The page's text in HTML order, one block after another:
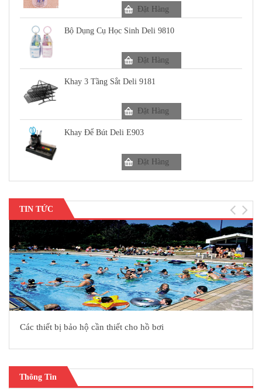
Đặt Hàng
Bộ Dụng Cụ Học Sinh Deli 9810
Đặt Hàng
Khay 3 Tầng Sắt Deli 9181
Đặt Hàng
Khay Để Bút Deli E903
Đặt Hàng
TIN TỨC
Các thiết bị bảo hộ cần thiết cho hồ bơi
Thông Tin